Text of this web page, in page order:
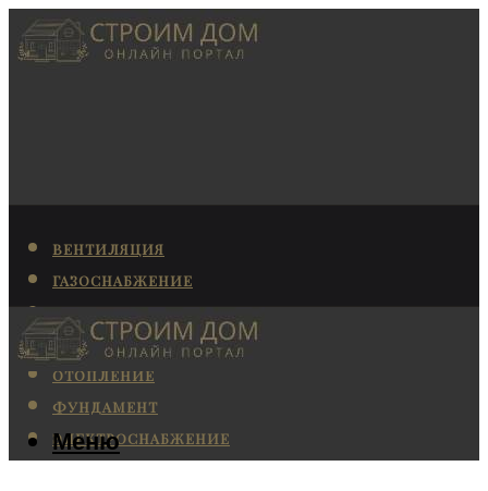
ВЕНТИЛЯЦИЯ
ГАЗОСНАБЖЕНИЕ
КАНАЛИЗАЦИЯ
КОНДИЦИОНИРОВАНИЕ
ОТОПЛЕНИЕ
ФУНДАМЕНТ
ЭЛЕКТРОСНАБЖЕНИЕ
Меню